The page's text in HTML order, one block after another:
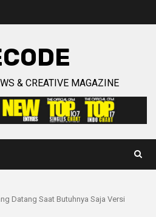
& CREATIVE MAGAZINE
Datang Saat Butuhnya Saja Versi